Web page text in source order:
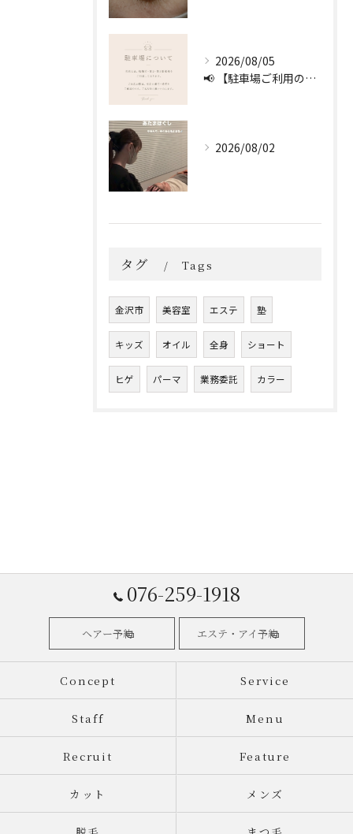
2026/08/05
📢 【駐車場ご利用のお願い】 🚗
2026/08/02
タグ Tags
金沢市 美容室 エステ 塾
キッズ オイル 全身 ショート
ヒゲ パーマ 業務委託 カラー
076-259-1918
ヘアー予約 エステ・アイ予約
Concept Service
Staff Menu
Recruit Feature
カット メンズ